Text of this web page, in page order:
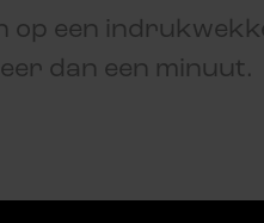
op een
dan een minuut.